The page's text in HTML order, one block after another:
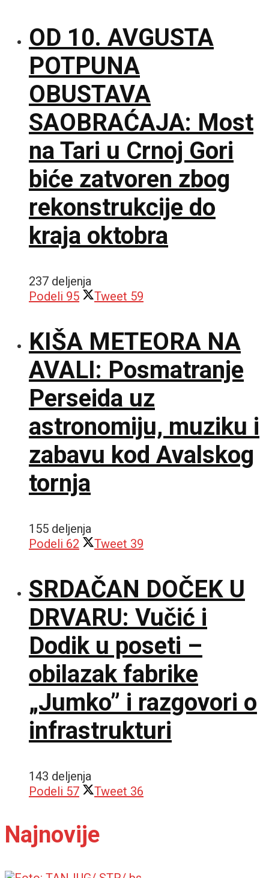
OD 10. AVGUSTA
POTPUNA
OBUSTAVA
SAOBRAĆAJA: Most
na Tari u Crnoj Gori
biće zatvoren zbog
rekonstrukcije do
kraja oktobra
237 deljenja
Podeli 95 Tweet 59
KIŠA METEORA NA
AVALI: Posmatranje
Perseida uz
astronomiju, muziku i
zabavu kod Avalskog
tornja
155 deljenja
Podeli 62 Tweet 39
SRDAČAN DOČEK U
DRVARU: Vučić i
Dodik u poseti –
obilazak fabrike
„Jumko” i razgovori o
infrastrukturi
143 deljenja
Podeli 57 Tweet 36
Najnovije